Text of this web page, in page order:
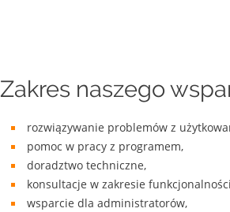
Zakres naszego
rozwiązywanie problemów z
pomoc w pracy z programem,
doradztwo techniczne,
konsultacje w zakresie
wsparcie dla administratorów,